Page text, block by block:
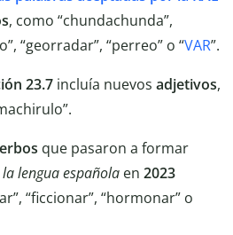
, como “chundachunda”,
“georradar”, “perreo” o “VAR”.
23.7 incluía nuevos adjetivos,
que pasaron a formar
lengua española en 2023
“ficcionar”, “hormonar” o